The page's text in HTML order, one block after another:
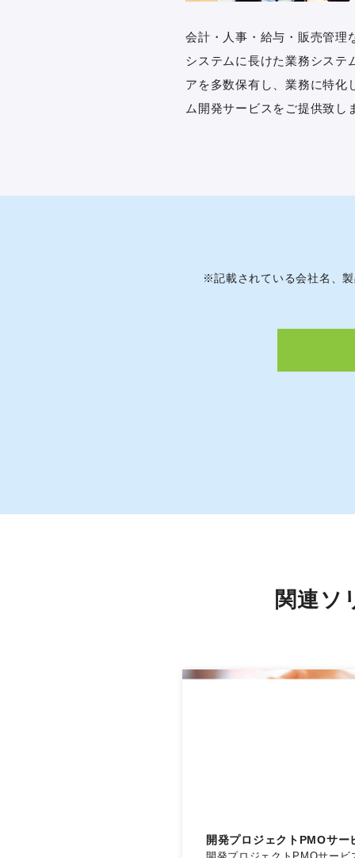
会計・人事・給与・販売管理
システムに長けた業務システ
アを多数保有し、業務に特化
ム開発サービスをご提供致し
※記載されている会社名、
関連ソ
開発プロジェクトPMOサー